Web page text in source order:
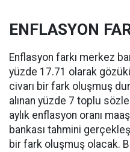
ENFLASYON
Enflasyon farkı merkez
yüzde 17.71 olarak
civarı bir fark oluşmuş
alınan yüzde 7 toplu
aylık enflasyon oranı
bankası tahmini
bir fark oluşmuş olacak.